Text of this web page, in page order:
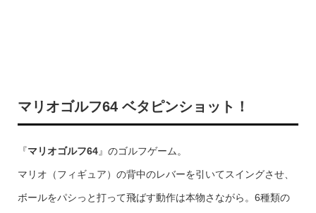
マリオゴルフ64 ベタピンショット！
『マリオゴルフ64』のゴルフゲーム。
マリオ（フィギュア）の背中のレバーを引いてスイングさせ、
ボールをパシっと打って飛ばす動作は本物さながら。6種類の